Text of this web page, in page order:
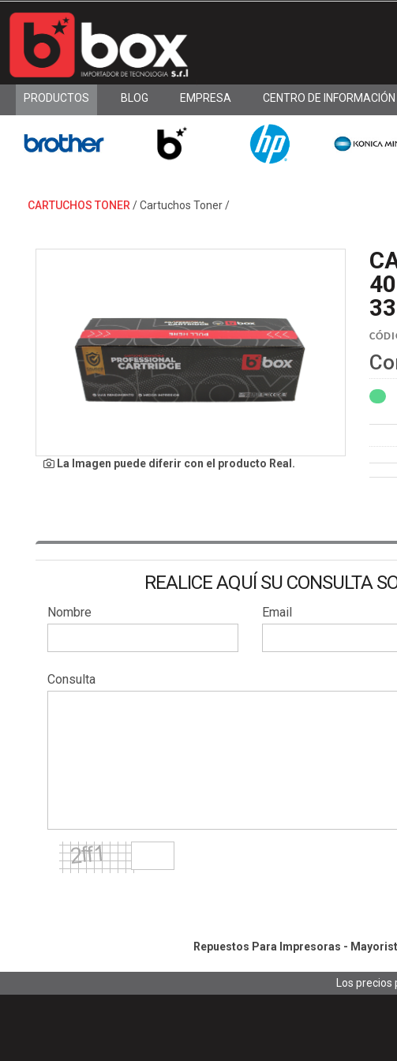
PRODUCTOS BLOG EMPRESA CENTRO DE INFORMACIÓN
CARTUCHOS TONER /Cartuchos Toner/
La Imagen puede diferir con el producto Real.
REALICE AQUÍ SU CONSULTA
Nombre Email
Consulta
Repuestos Para Impresoras -
Los